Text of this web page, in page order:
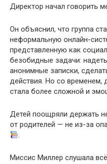
Директор начал говорить
Он объяснил, что группа
неформальную онлайн-
представленную как
безобидные задачи:
анонимные записки,
действия. Но со временем,
стала более сложной и
Детей поощряли держать
от родителей — не из-за
.
Миссис Миллер слушала